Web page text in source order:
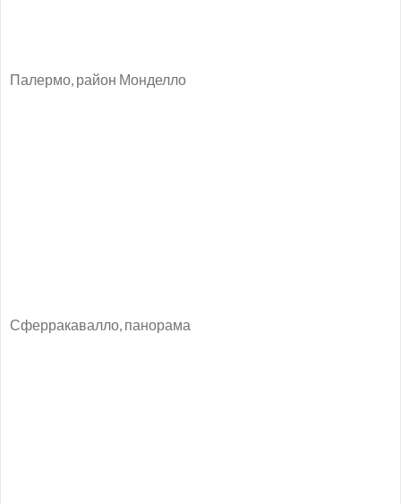
Палермо, район Монделло
Сферракавалло, панорама